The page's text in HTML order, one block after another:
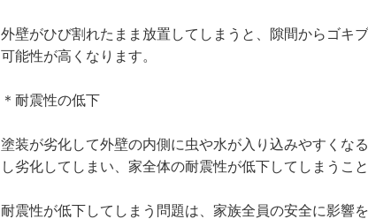
外壁がひび割れたまま放置してしまうと、隙間からゴキ
可能性が高くなります。
＊耐震性の低下
塗装が劣化して外壁の内側に虫や水が入り込みやすくな
し劣化してしまい、家全体の耐震性が低下してしまうこ
耐震性が低下してしまう問題は、家族全員の安全に影響